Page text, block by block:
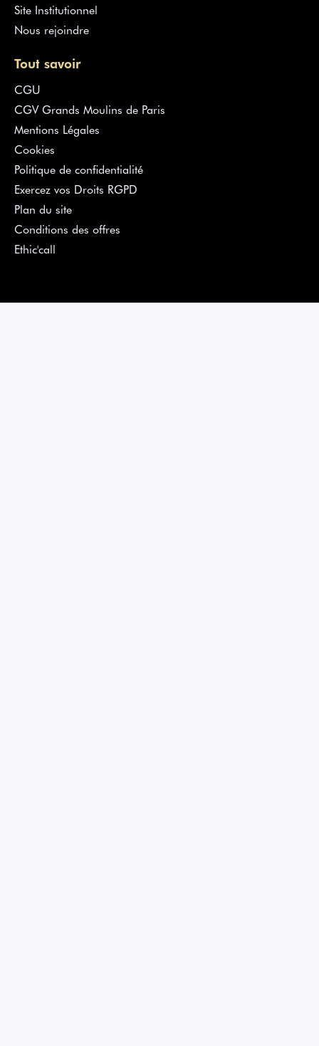
Site Institutionnel
Nous rejoindre
Tout savoir
CGU
CGV Grands Moulins de Paris
Mentions Légales
Cookies
Politique de confidentialité
Exercez vos Droits RGPD
Plan du site
Conditions des offres
Ethic'call